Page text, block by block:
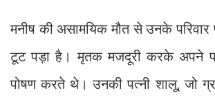
मनीष की असामयिक मौत से उनके परिवार
टूट पड़ा है। मृतक मजदूरी करके अपने
पोषण करते थे। उनकी पत्नी शालू, जो